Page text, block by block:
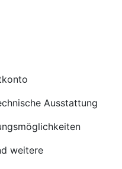
Ausstattung
weitere